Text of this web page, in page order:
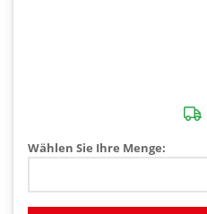
Wählen Sie Ihre Menge: